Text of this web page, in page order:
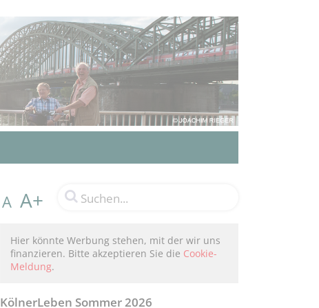
A A+
Hier könnte Werbung stehen, mit der wir uns
finanzieren. Bitte akzeptieren Sie die Cookie-
Meldung.
KölnerLeben Sommer 2026